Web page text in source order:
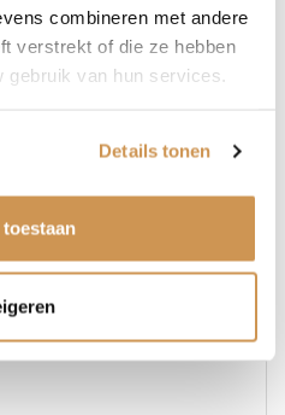
combineren met andere
verstrekt of die ze hebben
gebruik van hun services.
Details tonen